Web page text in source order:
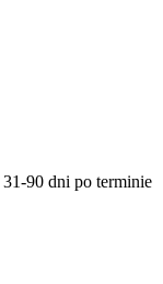
31-90 dni po terminie